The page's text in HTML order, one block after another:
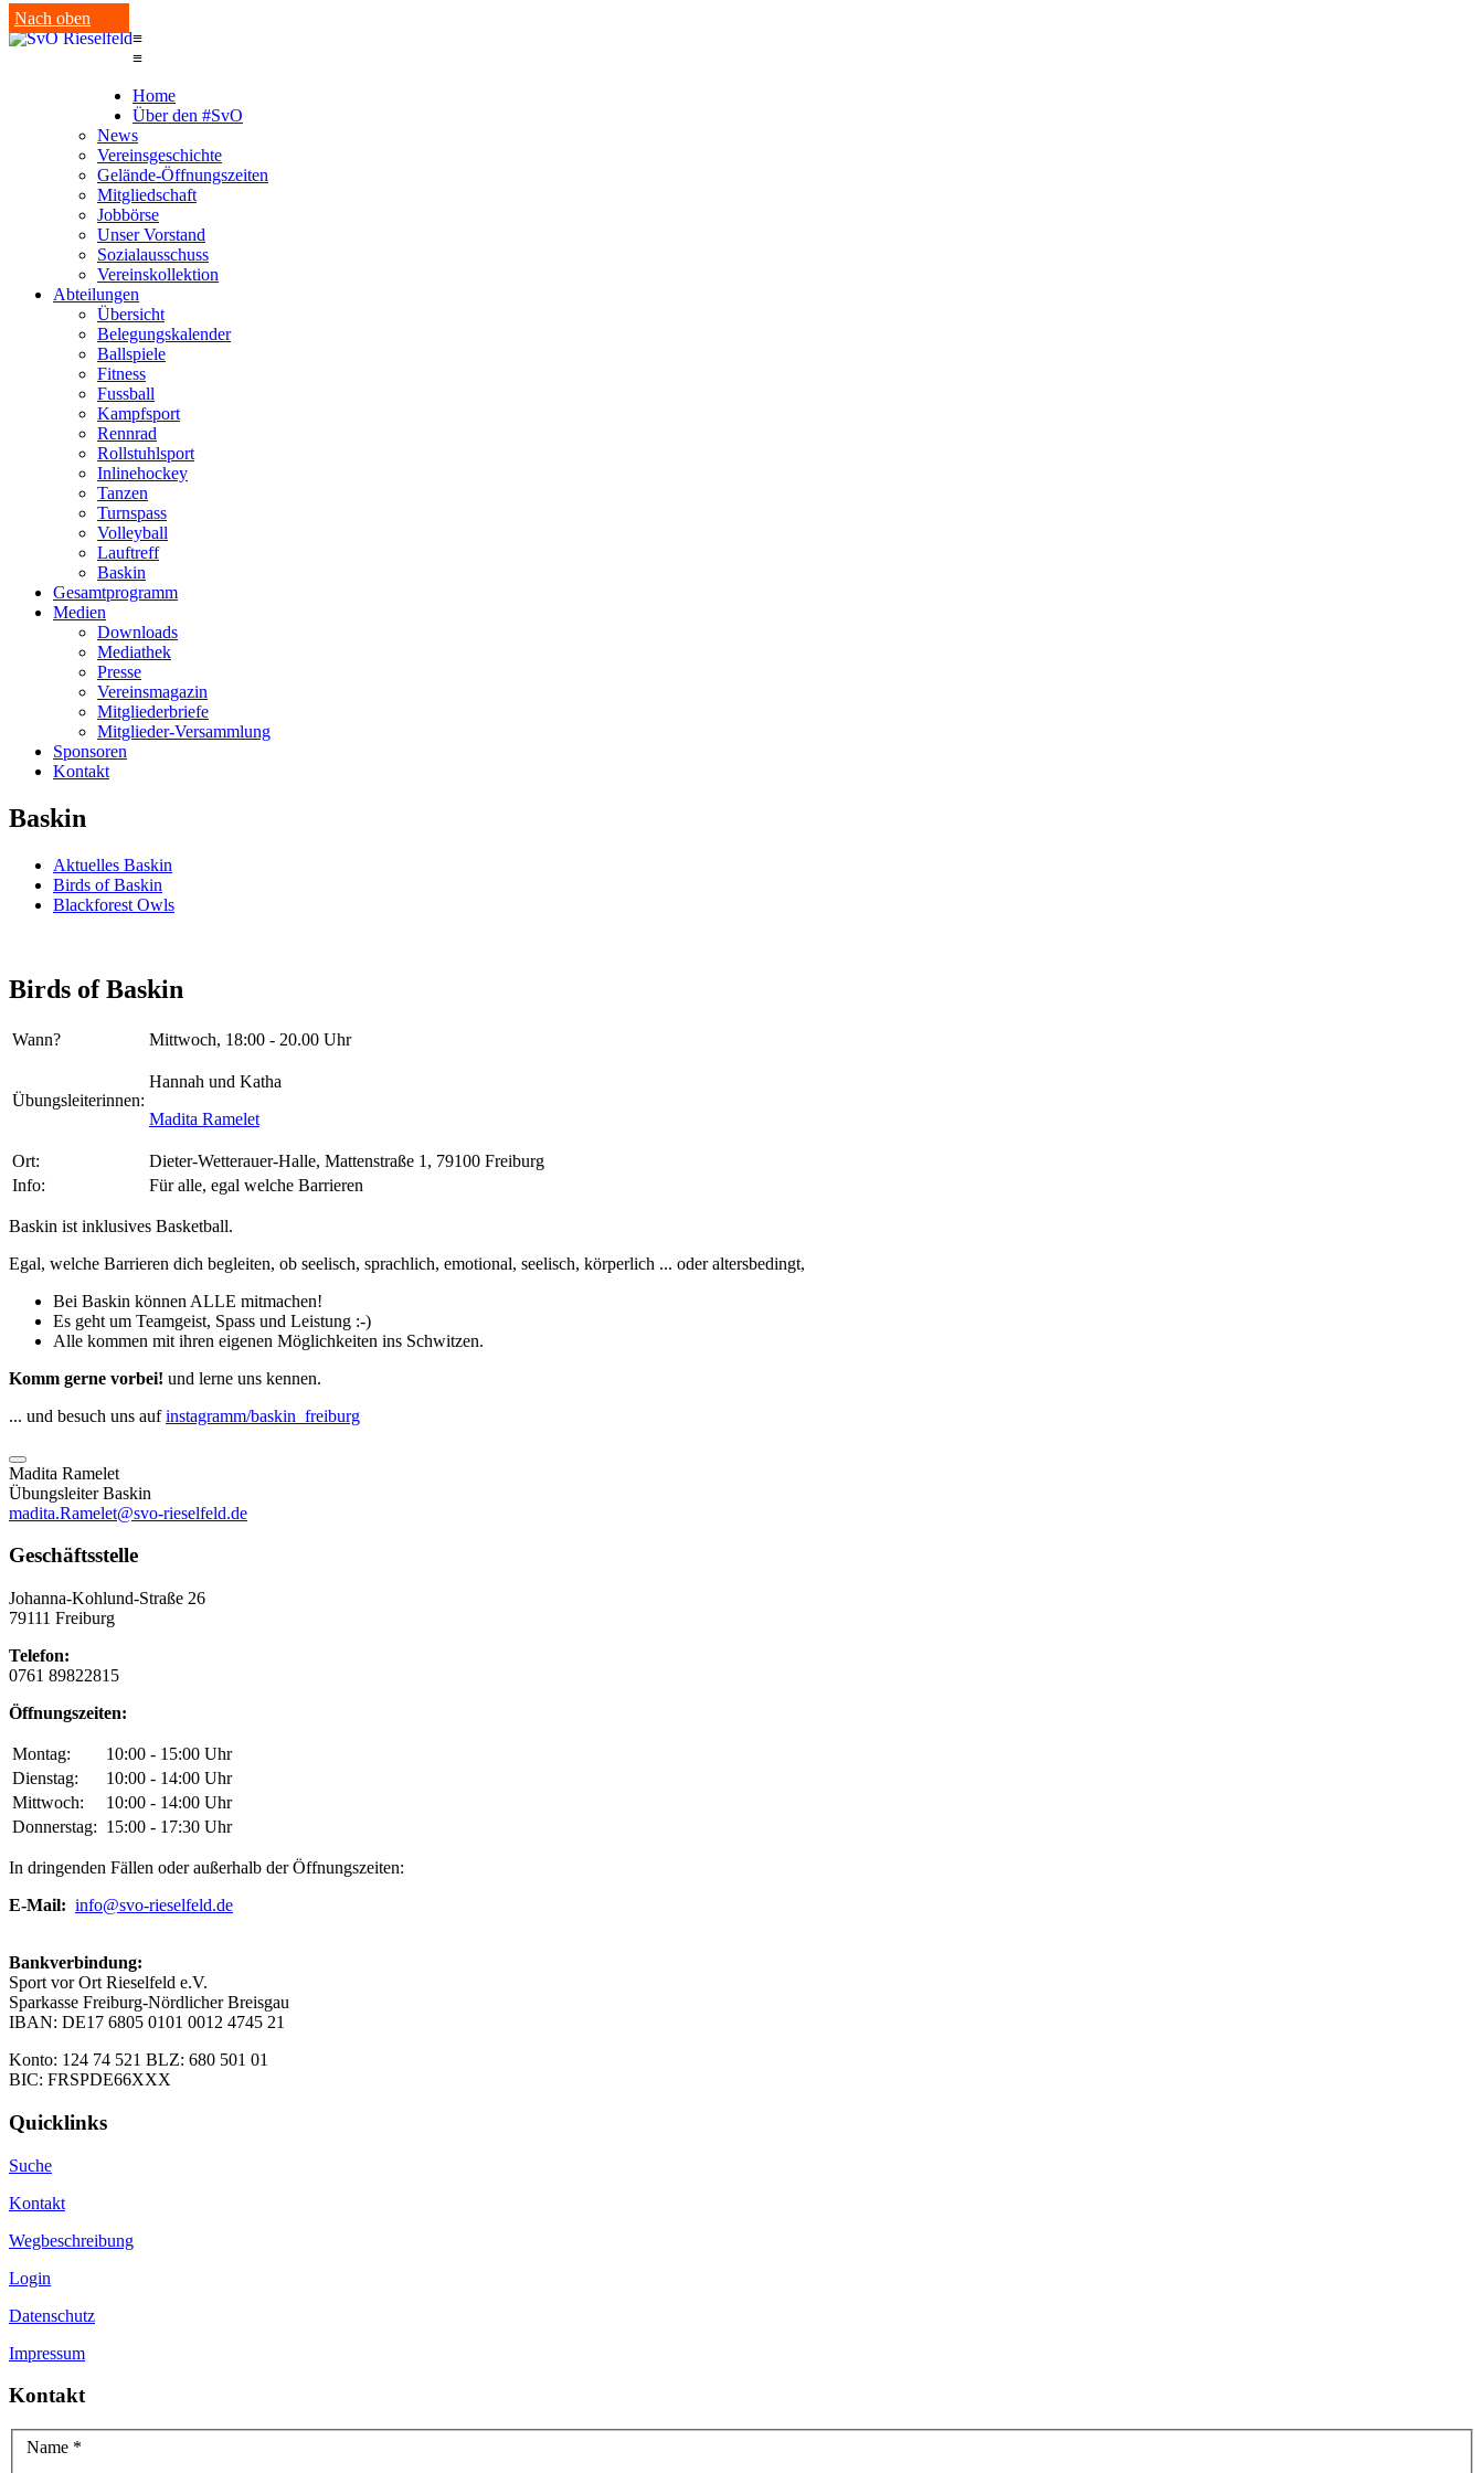
Nach oben
≡
≡
Home
Über den #SvO
News
Vereinsgeschichte
Gelände-Öffnungszeiten
Mitgliedschaft
Jobbörse
Unser Vorstand
Sozialausschuss
Vereinskollektion
Abteilungen
Übersicht
Belegungskalender
Ballspiele
Fitness
Fussball
Kampfsport
Rennrad
Rollstuhlsport
Inlinehockey
Tanzen
Turnspass
Volleyball
Lauftreff
Baskin
Gesamtprogramm
Medien
Downloads
Mediathek
Presse
Vereinsmagazin
Mitgliederbriefe
Mitglieder-Versammlung
Sponsoren
Kontakt
Baskin
Aktuelles Baskin
Birds of Baskin
Blackforest Owls
Birds of Baskin
Wann? Mittwoch, 18:00 - 20.00 Uhr
Übungsleiterinnen:
Hannah und Katha
Madita Ramelet
Ort:
Dieter-Wetterauer-Halle, Mattenstraße 1, 79100 Freiburg
Info:
Für alle, egal welche Barrieren
Baskin ist inklusives Basketball.
Egal, welche Barrieren dich begleiten, ob seelisch, sprachlich, emotional, seelisch, körperlich ... oder altersbedingt,
Bei Baskin können ALLE mitmachen!
Es geht um Teamgeist, Spass und Leistung :-)
Alle kommen mit ihren eigenen Möglichkeiten ins Schwitzen.
Komm gerne vorbei! und lerne uns kennen.
... und besuch uns aufinstagramm/baskin_freiburg
Madita Ramelet
Übungsleiter Baskin
madita.Ramelet@svo-rieselfeld.de
Geschäftsstelle
Johanna-Kohlund-Straße 26
79111 Freiburg
Telefon:
0761 89822815
Öffnungszeiten:
Montag:
10:00 - 15:00 Uhr
Dienstag:
10:00 - 14:00 Uhr
Mittwoch:
10:00 - 14:00 Uhr
Donnerstag: 15:00 - 17:30 Uhr
In dringenden Fällen oder außerhalb der Öffnungszeiten:
E-Mail: info@svo-rieselfeld.de
Bankverbindung:
Sport vor Ort Rieselfeld e.V.
Sparkasse Freiburg-Nördlicher Breisgau
IBAN: DE17 6805 0101 0012 4745 21
Konto: 124 74 521 BLZ: 680 501 01
BIC: FRSPDE66XXX
Quicklinks
Suche
Kontakt
Wegbeschreibung
Login
Datenschutz
Impressum
Kontakt
Name *